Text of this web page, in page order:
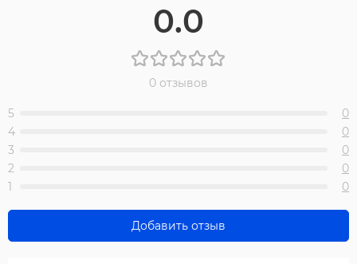
0.0
0 отзывов
5
0
4
0
3
0
2
0
1
0
Добавить отзыв